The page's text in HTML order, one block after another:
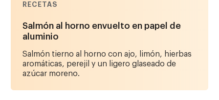
RECETAS
Salmón al horno envuelto en papel de
aluminio
Salmón tierno al horno con ajo, limón, hierbas
aromáticas, perejil y un ligero glaseado de
azúcar moreno.